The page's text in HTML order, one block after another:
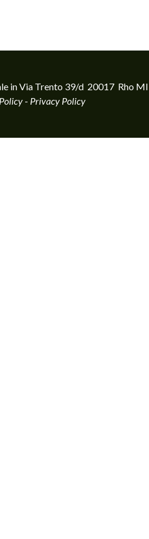
in Via Trento 39/d 20017 Rho
- Privacy Policy